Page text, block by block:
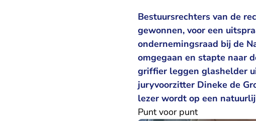
Bestuursrechters van de
gewonnen, voor een
ondernemingsraad bij de
omgegaan en stapte naar
griffier leggen glashelder
juryvoorzitter Dineke de
lezer wordt op een
Punt voor punt